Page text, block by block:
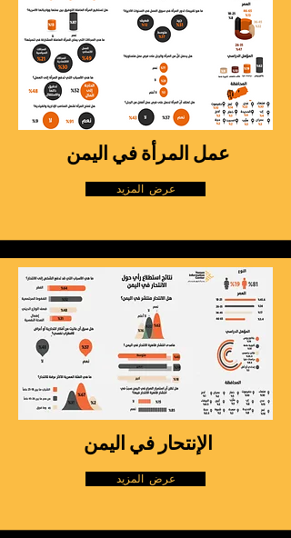
عمل المرأة في اليمن
عرض المزيد
الإنتحار في اليمن
عرض المزيد